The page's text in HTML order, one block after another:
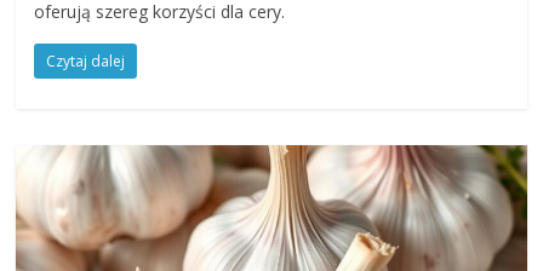
oferują szereg korzyści dla cery.
Czytaj dalej